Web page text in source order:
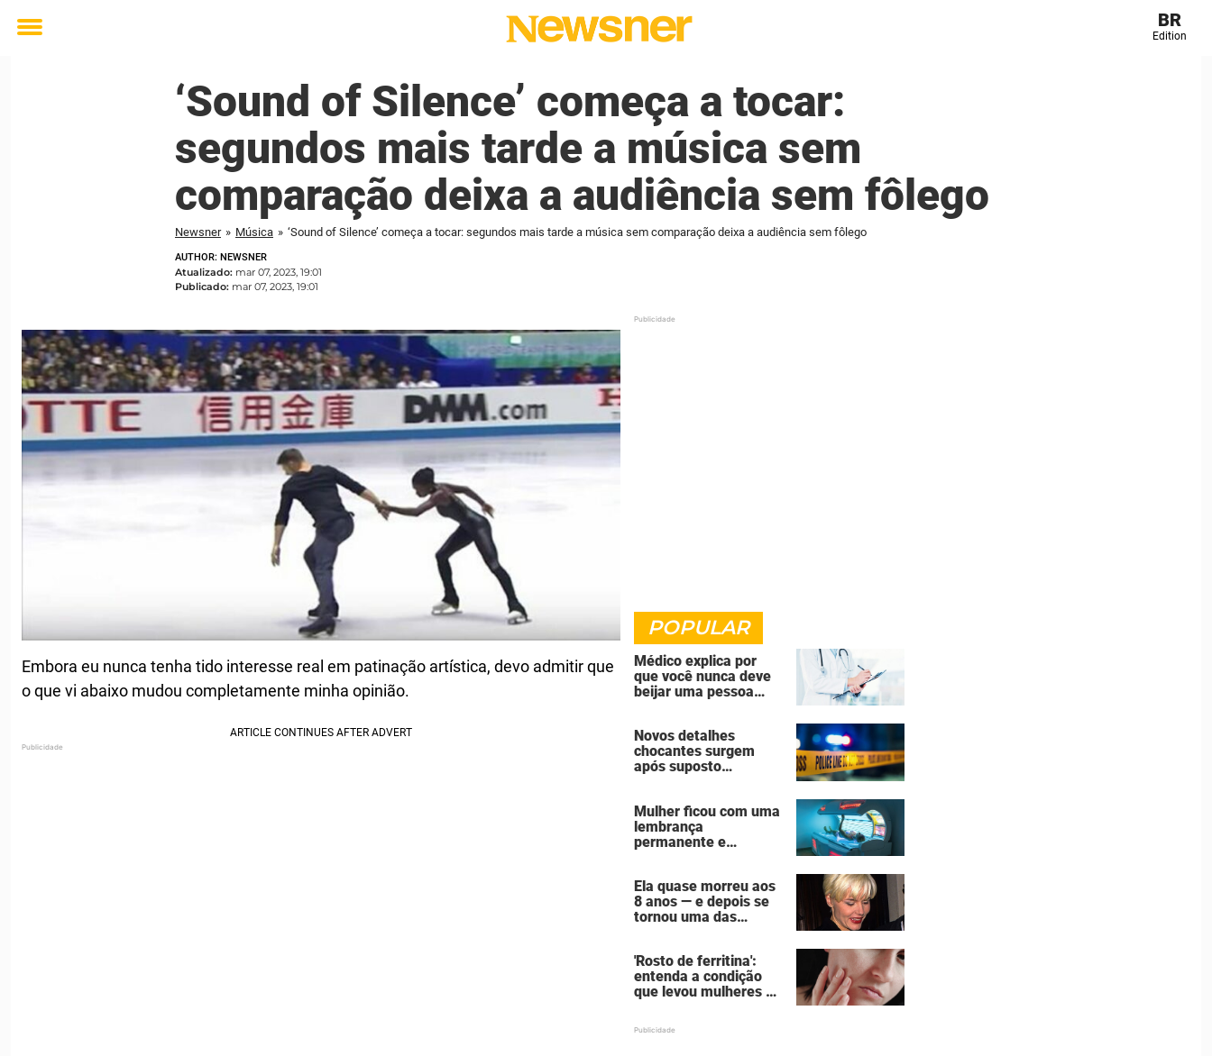
Toggle
BR
Edition
‘Sound of Silence’ começa a tocar:
segundos mais tarde a música sem
comparação deixa a audiência sem fôlego
Newsner » Música » ‘Sound of Silence’ começa a tocar: segundos mais tarde a música sem comparação deixa a audiência sem fôlego
AUTHOR: NEWSNER
Atualizado: mar 07, 2023, 19:01
Publicado: mar 07, 2023, 19:01
Embora eu nunca tenha tido interesse real em patinação artística, devo admitir que
o que vi abaixo mudou completamente minha opinião.
POPULAR
Médico explica por
que você nunca deve
beijar uma pessoa
Novos detalhes
chocantes surgem
após suposto
por homem que matou
a família de 7 pessoas
Mulher ficou com uma
lembrança
permanente e
bronzeamento
Ela quase morreu aos
8 anos — e depois se
tornou uma das
Hollywood
'Rosto de ferritina':
entenda a condição
que levou mulheres a
aparência de cansaço